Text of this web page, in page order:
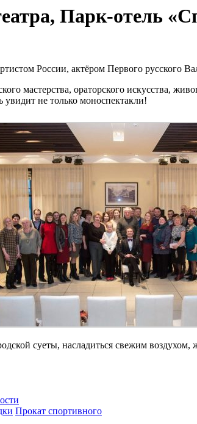
Парк-отель
России, актёром Первого русского
мастерства, ораторского искусства,
увидит не только моноспектакли!
суеты, насладиться свежим
Прокат спортивного